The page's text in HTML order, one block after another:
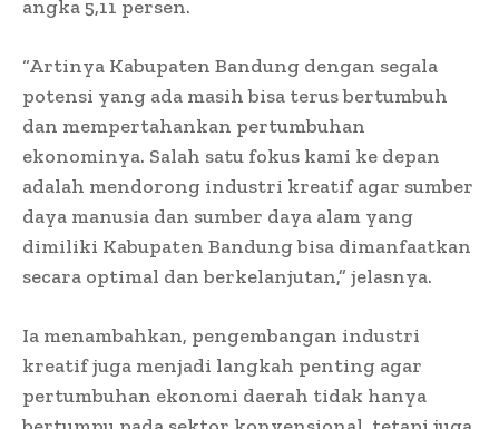
angka 5,11 persen.
“Artinya Kabupaten Bandung dengan segala
potensi yang ada masih bisa terus bertumbuh
dan mempertahankan pertumbuhan
ekonominya. Salah satu fokus kami ke depan
adalah mendorong industri kreatif agar sumber
daya manusia dan sumber daya alam yang
dimiliki Kabupaten Bandung bisa dimanfaatkan
secara optimal dan berkelanjutan,” jelasnya.
Ia menambahkan, pengembangan industri
kreatif juga menjadi langkah penting agar
pertumbuhan ekonomi daerah tidak hanya